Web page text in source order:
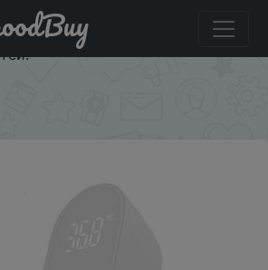
HOTSALE10 Xiaomi Mijia iHealth
инфракрасный медиценский